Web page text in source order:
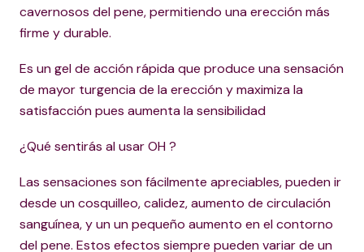
cavernosos del pene, permitiendo una erección más
firme y durable.
Es un gel de acción rápida que produce una sensación
de mayor turgencia de la erección y maximiza la
satisfacción pues aumenta la sensibilidad
¿Qué sentirás al usar OH ?
Las sensaciones son fácilmente apreciables, pueden ir
desde un cosquilleo, calidez, aumento de circulación
sanguínea, y un un pequeño aumento en el contorno
del pene. Estos efectos siempre pueden variar de un